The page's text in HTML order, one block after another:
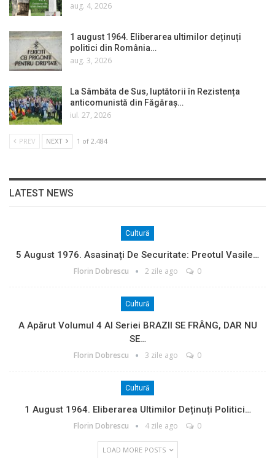
aug. 4, 2026
1 august 1964. Eliberarea ultimilor deținuți
politici din România…
aug. 3, 2026
La Sâmbăta de Sus, luptătorii în Rezistența
anticomunistă din Făgăraș…
iul. 27, 2026
PREV NEXT 1 of 2.484
LATEST NEWS
Cultură
5 August 1976. Asasinați De Securitate: Preotul Vasile…
Florin Dobrescu 2 zile ago 0
Cultură
A Apărut Volumul 4 Al Seriei BRAZII SE FRÂNG, DAR NU
SE…
Florin Dobrescu 3 zile ago 0
Cultură
1 August 1964. Eliberarea Ultimilor Deținuți Politici…
Florin Dobrescu 4 zile ago 0
LOAD MORE POSTS